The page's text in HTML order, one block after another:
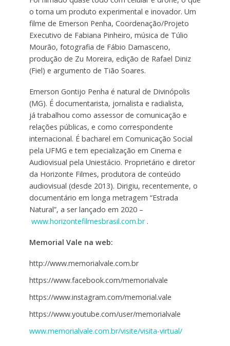
o torna um produto experimental e inovador. Um
filme de Emerson Penha, Coordenação/Projeto
Executivo de Fabiana Pinheiro, música de Túlio
Mourão, fotografia de Fábio Damasceno,
produção de Zu Moreira, edição de Rafael Diniz
(Fiel) e argumento de Tião Soares.
Emerson Gontijo Penha é natural de Divinópolis
(MG). É documentarista, jornalista e radialista,
já trabalhou como assessor de comunicação e
relações públicas, e como correspondente
internacional. É bacharel em Comunicação Social
pela UFMG e tem epecialização em Cinema e
Audiovisual pela Uniestácio. Proprietário e diretor
da Horizonte Filmes, produtora de conteúdo
audiovisual (desde 2013). Dirigiu, recentemente, o
documentário em longa metragem “Estrada
Natural”, a ser lançado em 2020 –
www.horizontefilmesbrasil.com.br.
Memorial Vale na web:
http://www.memorialvale.com.br
https://www.facebook.com/memorialvale
https://www.instagram.com/memorial.vale
https://www.youtube.com/user/memorialvale
www.memorialvale.com.br/visite/visita-virtual/